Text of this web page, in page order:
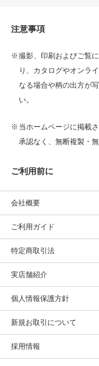
注意事項
撮影、印刷およびご覧
り、カタログやオンラ
なる場合や柄の出方が
い。
当ホームページに掲載
承認なく、無断複製・
ご利用前に
会社概要
ご利用ガイド
特定商取引法
実店舗紹介
個人情報保護方針
新規お取引について
採用情報